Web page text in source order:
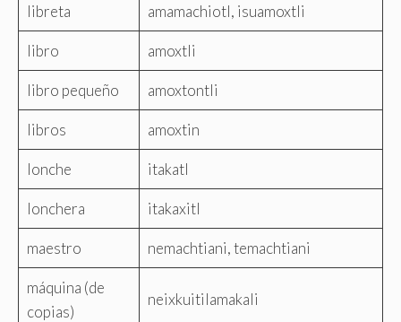
libreta amamachiotl, isuamoxtli
libro amoxtli
libro pequeño amoxtontli
libros amoxtin
lonche itakatl
lonchera itakaxitl
maestro nemachtiani, temachtiani
máquina (de
copias)
neixkuitilamakali